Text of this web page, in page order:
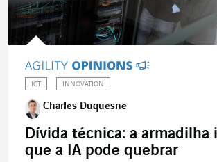
ICT INNOVATION
Charles Duquesne
Dívida técnica: a armadilha
que a IA pode quebrar